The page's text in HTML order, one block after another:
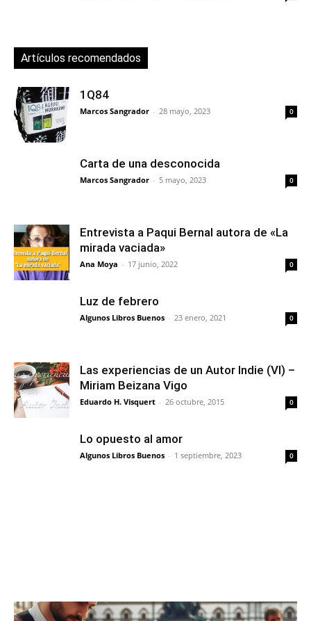
Artículos recomendados
1Q84
Marcos Sangrador - 28 mayo, 2023 0
Carta de una desconocida
Marcos Sangrador - 5 mayo, 2023 0
Entrevista a Paqui Bernal autora de «La
mirada vaciada»
Ana Moya - 17 junio, 2022 0
Luz de febrero
Algunos Libros Buenos - 23 enero, 2021 0
Las experiencias de un Autor Indie (VI) –
Miriam Beizana Vigo
Eduardo H. Visquert - 26 octubre, 2015 0
Lo opuesto al amor
Algunos Libros Buenos - 1 septiembre, 2023 0